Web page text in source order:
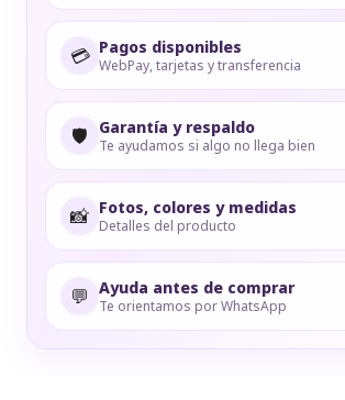
💳 Pagos disponibles
WebPay, tarjetas y transferencia
🛡️ Garantía y respaldo
Te ayudamos si algo no llega bien
📸 Fotos, colores y medidas
Detalles del producto
💬 Ayuda antes de comprar
Te orientamos por WhatsApp